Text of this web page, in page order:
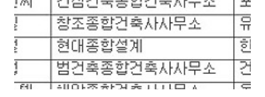
빌 신세계건설 - 쉐덴 효성..